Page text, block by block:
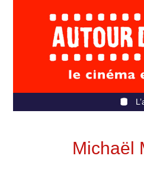
Michaël